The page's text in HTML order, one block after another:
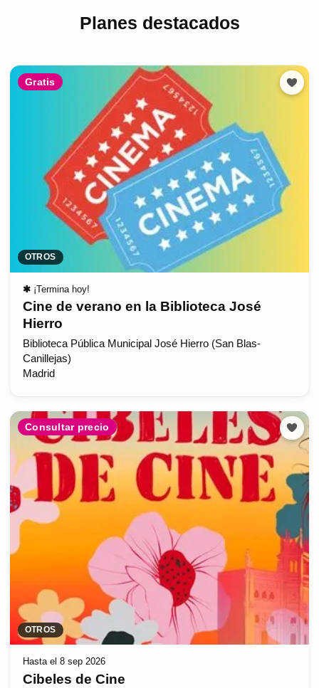
Planes destacados
Gratis
OTROS
✱ ¡Termina hoy!
Cine de verano en la Biblioteca José
Hierro
Biblioteca Pública Municipal José Hierro (San Blas-
Canillejas)
Madrid
Consultar precio
OTROS
Hasta el 8 sep 2026
Cibeles de Cine